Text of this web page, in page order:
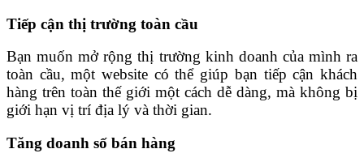
Tiếp cận thị trường toàn cầu
Bạn muốn mở rộng thị trường kinh doanh của mình ra
toàn cầu, một website có thể giúp bạn tiếp cận khách
hàng trên toàn thế giới một cách dễ dàng, mà không bị
giới hạn vị trí địa lý và thời gian.
Tăng doanh số bán hàng